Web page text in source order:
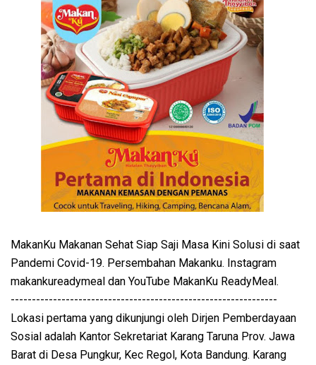
MakanKu Makanan Sehat Siap Saji Masa Kini Solusi di saat
Pandemi Covid-19. Persembahan Makanku. Instagram
makankureadymeal dan YouTube MakanKu ReadyMeal.
---------------------------------------------------------------
Lokasi pertama yang dikunjungi oleh Dirjen Pemberdayaan
Sosial adalah Kantor Sekretariat Karang Taruna Prov. Jawa
Barat di Desa Pungkur, Kec Regol, Kota Bandung. Karang